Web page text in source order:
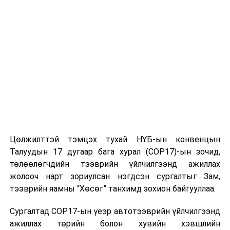
Цөлжилттэй тэмцэх тухай НҮБ-ын конвенцын
Талуудын 17 дугаар бага хурал (COP17)-ын зочид,
төлөөлөгчдийн тээврийн үйлчилгээнд ажиллах
жолооч нарт зориулсан нэгдсэн сургалтыг Зам,
тээврийн яамны “Хөсөг” танхимд зохион байгууллаа.
Сургалтад COP17-ын үеэр автотээврийн үйлчилгээнд
ажиллах төрийн болон хувийн хэвшлийн